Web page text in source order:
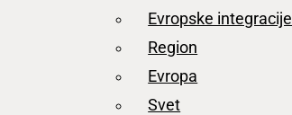
Evropske integracije
Region
Evropa
Svet